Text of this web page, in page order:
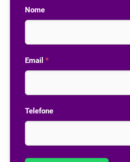
Nome
Email *
Telefone